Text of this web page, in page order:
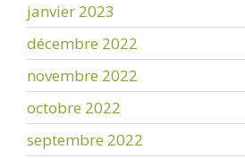
janvier 2023
décembre 2022
novembre 2022
octobre 2022
septembre 2022